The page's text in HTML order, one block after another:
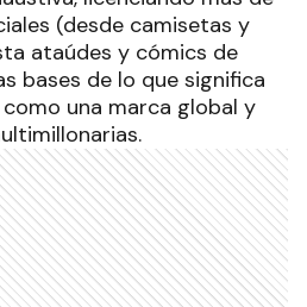
(desde camisetas y
ataúdes y cómics de
bases de lo que significa
una marca global y